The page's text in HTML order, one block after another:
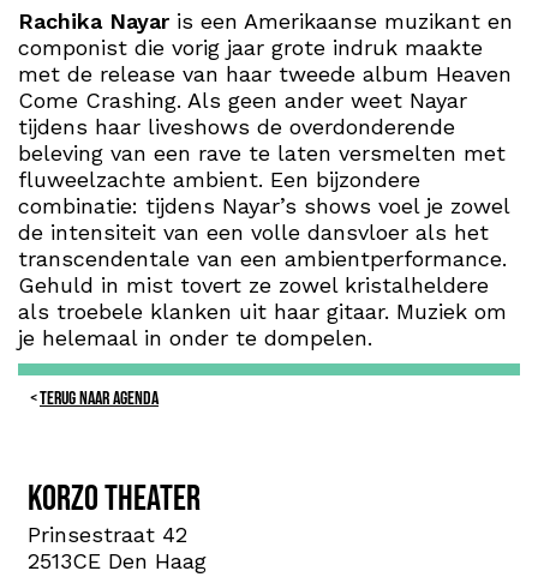
Rachika Nayar is een Amerikaanse muzikant en
componist die vorig jaar grote indruk maakte
met de release van haar tweede album Heaven
Come Crashing. Als geen ander weet Nayar
tijdens haar liveshows de overdonderende
beleving van een rave te laten versmelten met
fluweelzachte ambient. Een bijzondere
combinatie: tijdens Nayar’s shows voel je zowel
de intensiteit van een volle dansvloer als het
transcendentale van een ambientperformance.
Gehuld in mist tovert ze zowel kristalheldere
als troebele klanken uit haar gitaar. Muziek om
je helemaal in onder te dompelen.
TERUG NAAR AGENDA
Korzo theater
Prinsestraat 42
2513CE Den Haag